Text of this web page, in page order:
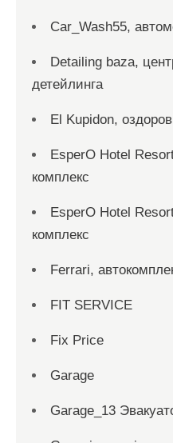
Car_Wash55,
Detailing baza,
детейлинга
El Kupidon,
EsperO Hotel
комплекс
EsperO Hotel
комплекс
Ferrari,
FIT SERVICE
Fix Price
Garage
Garage_13